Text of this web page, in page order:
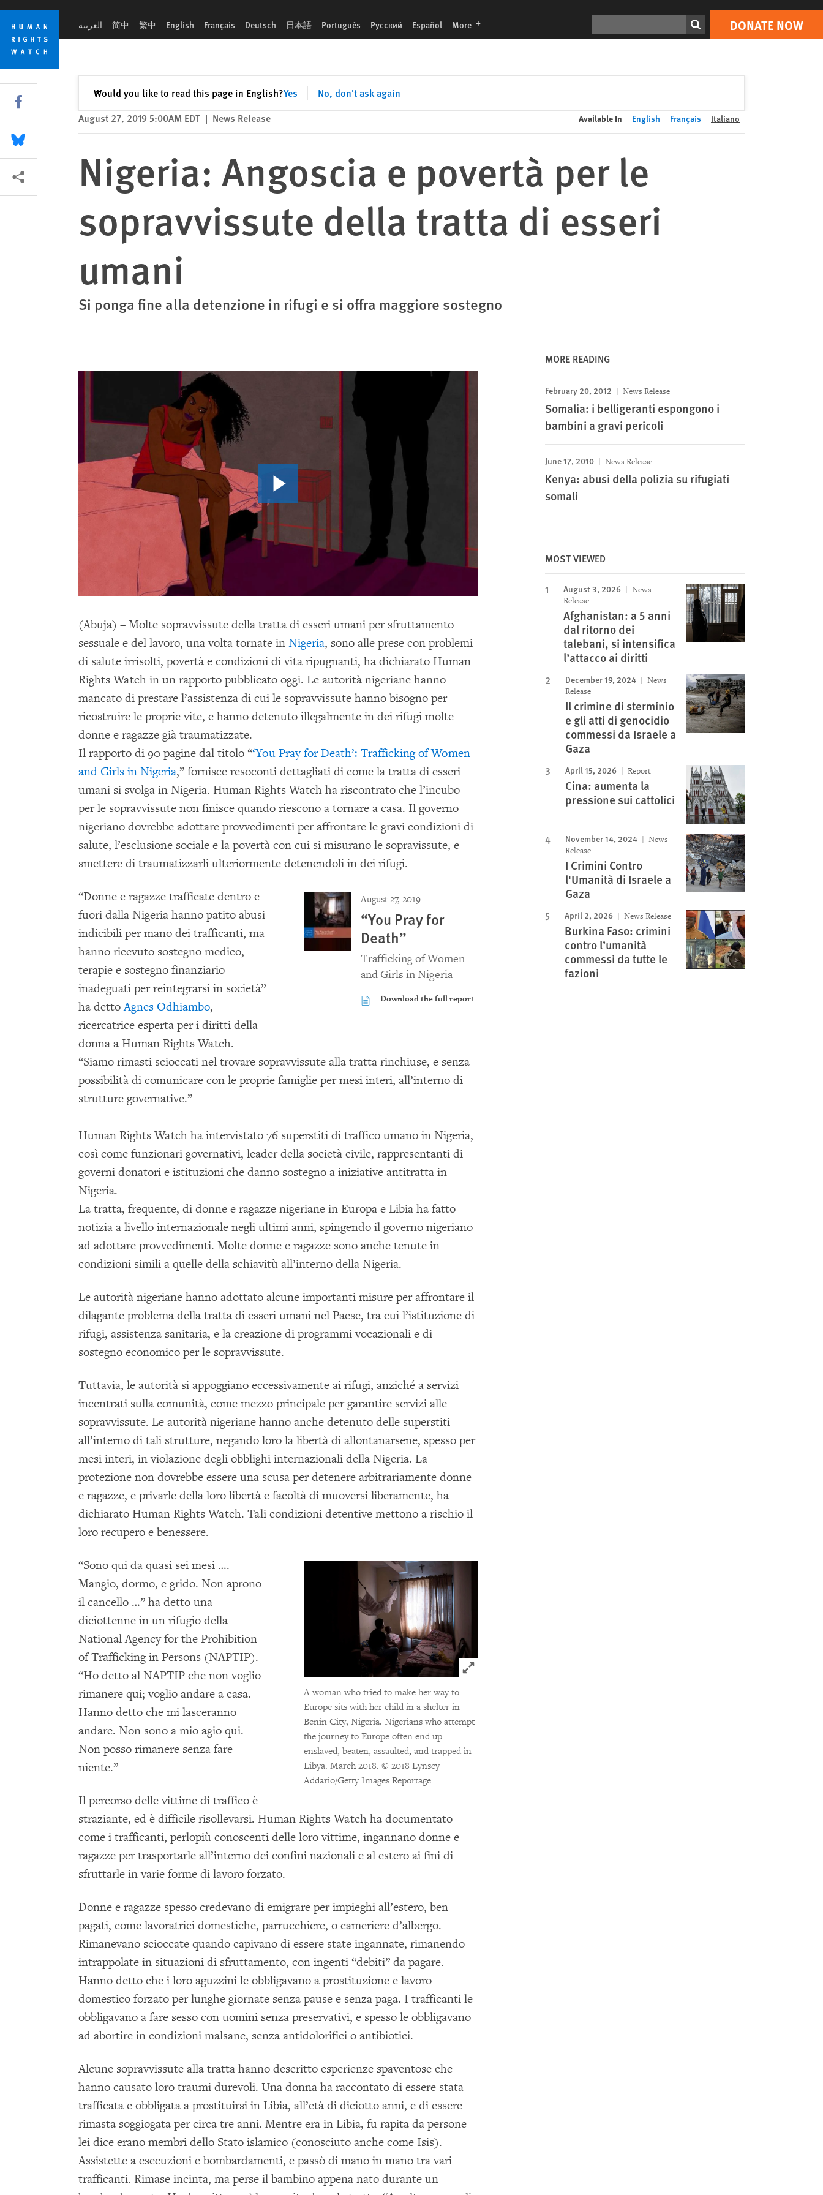
Skip
cookie
privacy
notice
Skip
main
content
العربية 简中 繁中 English Français Deutsch 日本語 Português Русский Español More languages DONATE NOW
Would you like to read this page in English?Yes No, don't ask again
✕Close
Print DONATE NOW
August 27, 2019 5:00AM EDT | News Release Available In English Français Italiano
Nigeria: Angoscia e povertà per le
sopravvissute della tratta di esseri
umani
Si ponga fine alla detenzione in rifugi e si offra maggiore sostegno
(Abuja) – Molte sopravvissute della tratta di esseri umani per sfruttamento
sessuale e del lavoro, una volta tornate in Nigeria, sono alle prese con problemi
di salute irrisolti, povertà e condizioni di vita ripugnanti, ha dichiarato Human
Rights Watch in un rapporto pubblicato oggi. Le autorità nigeriane hanno
mancato di prestare l’assistenza di cui le sopravvissute hanno bisogno per
ricostruire le proprie vite, e hanno detenuto illegalmente in dei rifugi molte
donne e ragazze già traumatizzate.
Il rapporto di 90 pagine dal titolo “‘You Pray for Death’: Trafficking of Women
and Girls in Nigeria,” fornisce resoconti dettagliati di come la tratta di esseri
umani si svolga in Nigeria. Human Rights Watch ha riscontrato che l’incubo
per le sopravvissute non finisce quando riescono a tornare a casa. Il governo
nigeriano dovrebbe adottare provvedimenti per affrontare le gravi condizioni di
salute, l’esclusione sociale e la povertà con cui si misurano le sopravissute, e
smettere di traumatizzarli ulteriormente detenendoli in dei rifugi.
August 27, 2019
“You Pray for
Death”
Trafficking of Women
and Girls in Nigeria
Download the full report
“Donne e ragazze trafficate dentro e
fuori dalla Nigeria hanno patito abusi
indicibili per mano dei trafficanti, ma
hanno ricevuto sostegno medico,
terapie e sostegno finanziario
inadeguati per reintegrarsi in società”
ha dettoAgnes Odhiambo,
ricercatrice esperta per i diritti della
donna a Human Rights Watch.
“Siamo rimasti scioccati nel trovare sopravvissute alla tratta rinchiuse, e senza
possibilità di comunicare con le proprie famiglie per mesi interi, all’interno di
strutture governative.”
Human Rights Watch ha intervistato 76 superstiti di traffico umano in Nigeria,
così come funzionari governativi, leader della società civile, rappresentanti di
governi donatori e istituzioni che danno sostegno a iniziative antitratta in
Nigeria.
La tratta, frequente, di donne e ragazze nigeriane in Europa e Libia ha fatto
notizia a livello internazionale negli ultimi anni, spingendo il governo nigeriano
ad adottare provvedimenti. Molte donne e ragazze sono anche tenute in
condizioni simili a quelle della schiavitù all’interno della Nigeria.
Le autorità nigeriane hanno adottato alcune importanti misure per affrontare il
dilagante problema della tratta di esseri umani nel Paese, tra cui l’istituzione di
rifugi, assistenza sanitaria, e la creazione di programmi vocazionali e di
sostegno economico per le sopravvissute.
Tuttavia, le autorità si appoggiano eccessivamente ai rifugi, anziché a servizi
incentrati sulla comunità, come mezzo principale per garantire servizi alle
sopravvissute. Le autorità nigeriane hanno anche detenuto delle superstiti
all’interno di tali strutture, negando loro la libertà di allontanarsene, spesso per
mesi interi, in violazione degli obblighi internazionali della Nigeria. La
protezione non dovrebbe essere una scusa per detenere arbitrariamente donne
e ragazze, e privarle della loro libertà e facoltà di muoversi liberamente, ha
dichiarato Human Rights Watch. Tali condizioni detentive mettono a rischio il
loro recupero e benessere.
Click to expand Image
A woman who tried to make her way to
Europe sits with her child in a shelter in
Benin City, Nigeria. Nigerians who attempt
the journey to Europe often end up
enslaved, beaten, assaulted, and trapped in
Libya. March 2018. © 2018 Lynsey
Addario/Getty Images Reportage
“Sono qui da quasi sei mesi ….
Mangio, dormo, e grido. Non aprono
il cancello …” ha detto una
diciottenne in un rifugio della
National Agency for the Prohibition
of Trafficking in Persons (NAPTIP).
“Ho detto al NAPTIP che non voglio
rimanere qui; voglio andare a casa.
Hanno detto che mi lasceranno
andare. Non sono a mio agio qui.
Non posso rimanere senza fare
niente.”
Il percorso delle vittime di traffico è
straziante, ed è difficile risollevarsi. Human Rights Watch ha documentato
come i trafficanti, perlopiù conoscenti delle loro vittime, ingannano donne e
ragazze per trasportarle all’interno dei confini nazionali e al estero ai fini di
sfruttarle in varie forme di lavoro forzato.
Donne e ragazze spesso credevano di emigrare per impieghi all’estero, ben
pagati, come lavoratrici domestiche, parrucchiere, o cameriere d’albergo.
Rimanevano scioccate quando capivano di essere state ingannate, rimanendo
intrappolate in situazioni di sfruttamento, con ingenti “debiti” da pagare.
Hanno detto che i loro aguzzini le obbligavano a prostituzione e lavoro
domestico forzato per lunghe giornate senza pause e senza paga. I trafficanti le
obbligavano a fare sesso con uomini senza preservativi, e spesso le obbligavano
ad abortire in condizioni malsane, senza antidolorifici o antibiotici.
Alcune sopravvissute alla tratta hanno descritto esperienze spaventose che
hanno causato loro traumi durevoli. Una donna ha raccontato di essere stata
trafficata e obbligata a prostituirsi in Libia, all’età di diciotto anni, e di essere
rimasta soggiogata per circa tre anni. Mentre era in Libia, fu rapita da persone
lei dice erano membri dello Stato islamico (conosciuto anche come Isis).
Assistette a esecuzioni e bombardamenti, e passò di mano in mano tra vari
trafficanti. Rimase incinta, ma perse il bambino appena nato durante un
MORE READING
February 20, 2012 News Release
Somalia: i belligeranti espongono i
bambini a gravi pericoli
June 17, 2010 News Release
Kenya: abusi della polizia su rifugiati
somali
MOST VIEWED
August 3, 2026
News
Release
Afghanistan: a 5 anni
dal ritorno dei
talebani, si intensifica
l’attacco ai diritti
December 19, 2024
News
Release
Il crimine di sterminio
e gli atti di genocidio
commessi da Israele a
Gaza
April 15, 2026 Report
Cina: aumenta la
pressione sui cattolici
November 14, 2024
News
Release
I Crimini Contro
l'Umanità di Israele a
Gaza
April 2, 2026 News Release
Burkina Faso: crimini
contro l’umanità
commessi da tutte le
fazioni
Share this via Facebook
Share this via Bluesky
More sharing options